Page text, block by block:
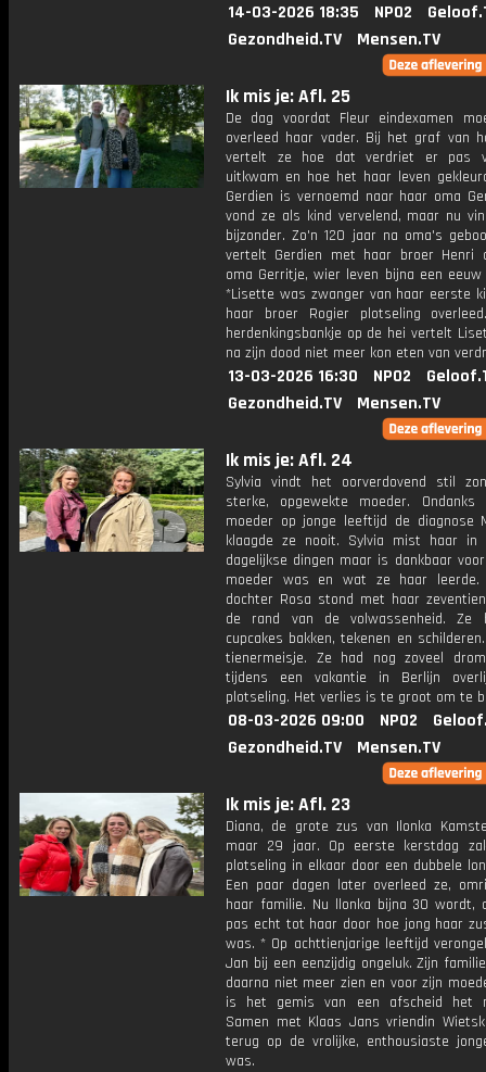
14-03-2026 18:35 NPO2
Gezondheid.TV
Mensen.TV
Ik mis je: Afl. 25
De dag voordat Fleur eindexamen
overleed haar vader. Bij het graf van
vertelt ze hoe dat verdriet er pas
uitkwam en hoe het haar leven
Gerdien is vernoemd naar haar oma
vond ze als kind vervelend, maar nu
bijzonder. Zo'n 120 jaar na oma's
vertelt Gerdien met haar broer Henri
oma Gerritje, wier leven bijna een
*Lisette was zwanger van haar eerste
haar broer Rogier plotseling
herdenkingsbankje op de hei vertelt
na zijn dood niet meer kon eten van
13-03-2026 16:30 NPO2
Gezondheid.TV
Mensen.TV
Ik mis je: Afl. 24
Sylvia vindt het oorverdovend stil
sterke, opgewekte moeder.
moeder op jonge leeftijd de diagnose
klaagde ze nooit. Sylvia mist haar in
dagelijkse dingen maar is dankbaar
moeder was en wat ze haar leerde.
dochter Rosa stond met haar
de rand van de volwassenheid. Ze
cupcakes bakken, tekenen en
tienermeisje. Ze had nog zoveel
tijdens een vakantie in Berlijn
plotseling. Het verlies is te groot om te
08-03-2026 09:00 NPO2
Gezondheid.TV
Mensen.TV
Ik mis je: Afl. 23
Diana, de grote zus van Ilonka
maar 29 jaar. Op eerste kerstdag
plotseling in elkaar door een dubbele
Een paar dagen later overleed ze,
haar familie. Nu llonka bijna 30 wordt,
pas echt tot haar door hoe jong haar
was. * Op achttienjarige leeftijd
Jan bij een eenzijdig ongeluk. Zijn
daarna niet meer zien en voor zijn
is het gemis van een afscheid het
Samen met Klaas Jans vriendin
terug op de vrolijke, enthousiaste
was.